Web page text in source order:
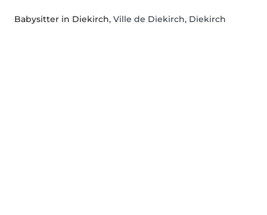
Babysitter in Diekirch, Ville de Diekirch, Diekirch